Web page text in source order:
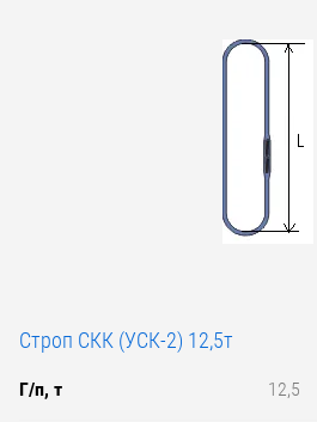
Строп СКК (УСК-2) 12,5т
Г/п, т 12,5